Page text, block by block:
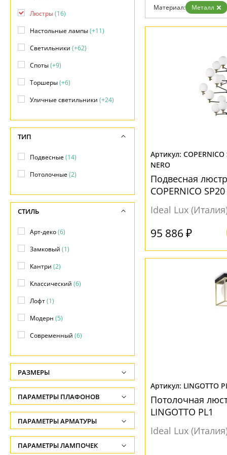
Установка
Дизайнерам
Бренды
Материал: Металл
COPERNICO
NERO
Подвесная
COPERNICO
Ideal Lux
95 886 ₽
LINGOTTO
Потолочная
LINGOTTO PL1
Ideal Lux
Люстры(16)
Настольные лампы(+11)
Светильники (+62)
Споты(+9)
Торшеры(+6)
Уличные светильники (+24)
ТИП
Подвесные(14)
Потолочные(2)
СТИЛЬ
Арт-деко(6)
Замковый (1)
Кантри (2)
Классический (6)
Лофт(1)
Модерн (5)
Современный (6)
РАЗМЕРЫ
Высота, см
-
Ширина, см
-
ПАРАМЕТРЫ ПЛАФОНОВ
ФОРМА ПЛАФОНА
Абажур(1)
ПАРАМЕТРЫ АРМАТУРЫ
ЦВЕТ АРМАТУРЫ
ПАРАМЕТРЫ ЛАМПОЧЕК